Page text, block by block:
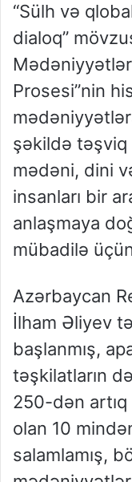
“Sülh və
dialoq”
Prosesi”nin
şəkildə təşviq
mədəni, dini
insanları bir
anlaşmaya
mübadilə
Azərbaycan
İlham Əliyev
başlanmış,
təşkilatların
250-dən
olan 10
salamlamış,